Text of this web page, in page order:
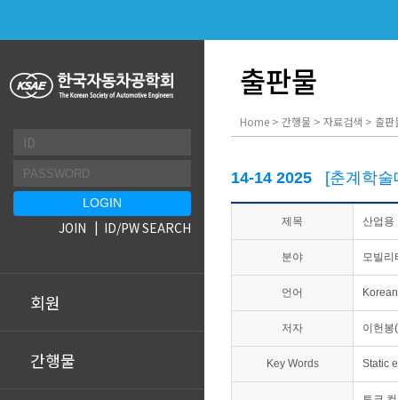
회원
간행물
JOIN ID/PW SEARCH
출판물
Home > 간행물 > 자료검색 > 출판
14-14 2025 [춘계학술
제목 산업용
분야 모빌리
언어 Korean
저자 이헌봉
Key Words Static